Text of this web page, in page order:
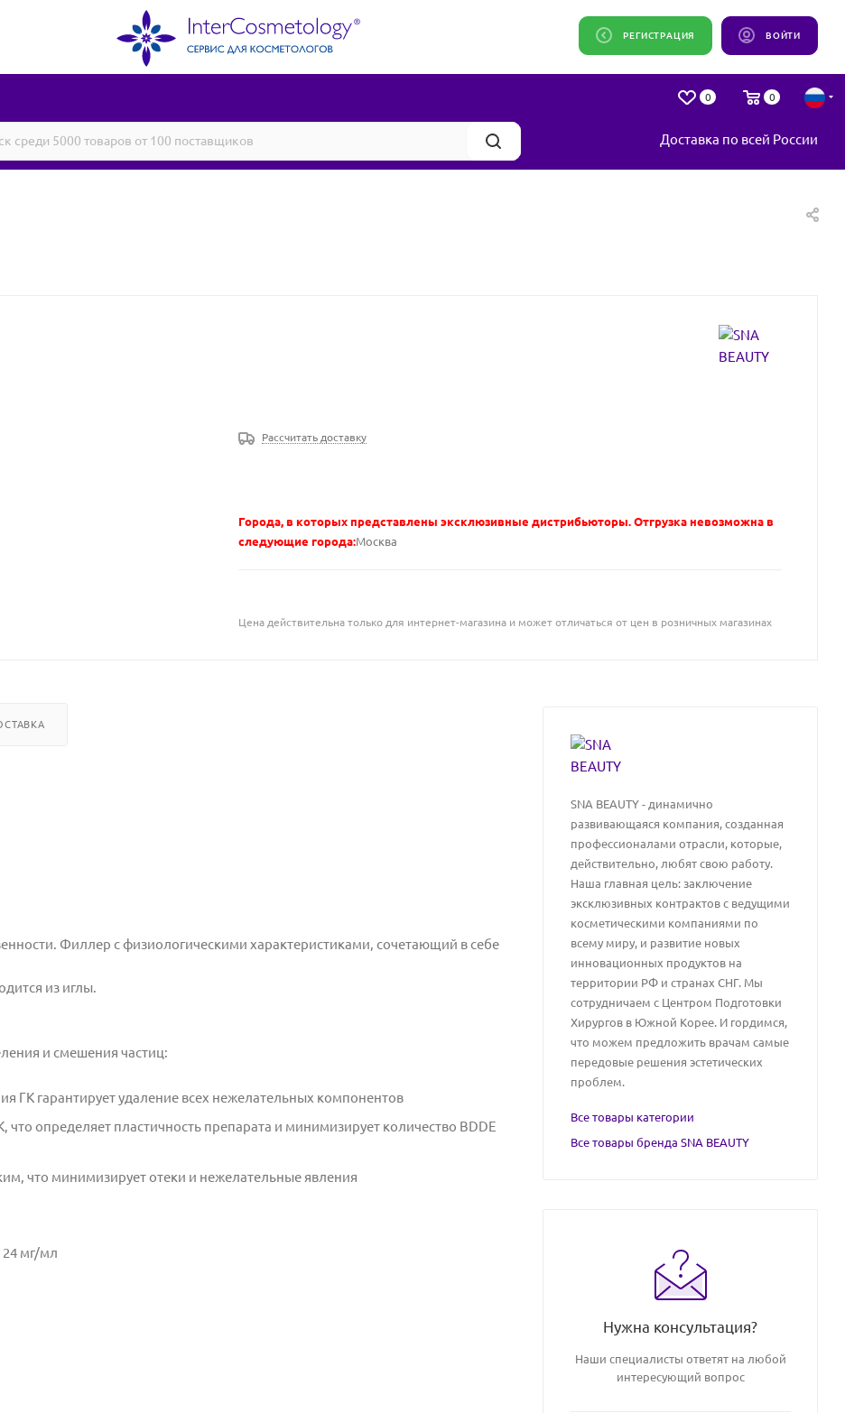
ВОЙТИ
РЕГИСТРАЦИЯ
0 0
Доставка по всей России
Рассчитать доставку
Города, в которых представлены эксклюзивные дистрибьюторы. Отгрузка невозможна в
следующие города:Москва
Цена действительна только для интернет-магазина и может отличаться от цен в розничных магазинах
Филлер с физиологическими характеристиками, сочетающий в себе
из иглы.
и смешения частиц:
ГК гарантирует удаление всех нежелательных компонентов
определяет пластичность препарата и минимизирует количество BDDE
что минимизирует отеки и нежелательные явления
24 мг/мл
SNA BEAUTY - динамично
развивающаяся компания, созданная
профессионалами отрасли, которые,
действительно, любят свою работу.
Наша главная цель: заключение
эксклюзивных контрактов с ведущими
косметическими компаниями по
всему миру, и развитие новых
инновационных продуктов на
территории РФ и странах СНГ. Мы
сотрудничаем с Центром Подготовки
Хирургов в Южной Корее. И гордимся,
что можем предложить врачам самые
передовые решения эстетических
проблем.
Все товары категории
Все товары бренда SNA BEAUTY
Нужна консультация?
Наши специалисты ответят на любой
интересующий вопрос